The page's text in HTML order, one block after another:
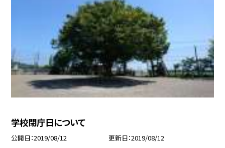
学校閉庁日について
公開日 2019/08/12 更新日 2019/08/12